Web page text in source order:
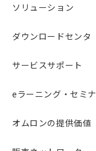
ソリューション
ダウンロードセンタ
サービスサポート
eラーニング・セミナ
オムロンの提供価値